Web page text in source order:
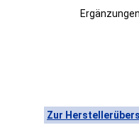
Zur